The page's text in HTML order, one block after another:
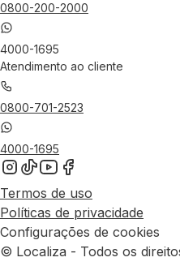
0800-200-2000
4000-1695
Atendimento ao cliente
0800-701-2523
4000-1695
Termos de uso
Políticas de privacidade
Configurações de cookies
© Localiza - Todos os